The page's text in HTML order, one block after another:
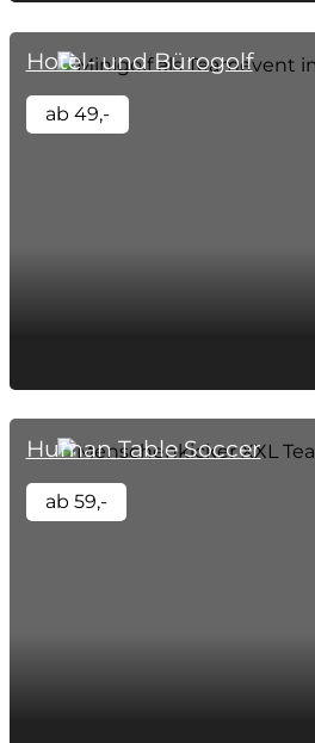
Hotel- und Bürogolf
ab 49,-
Human Table Soccer
ab 59,-